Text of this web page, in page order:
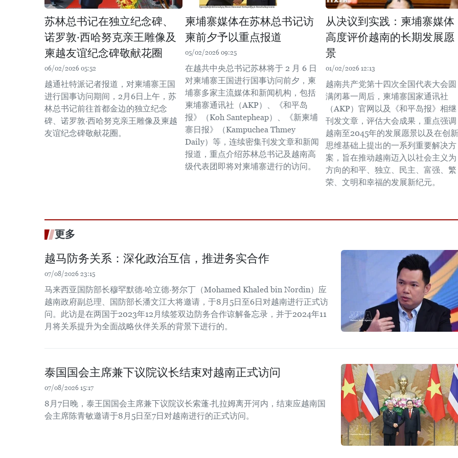
苏林总书记在独立纪念碑、
诺罗敦·西哈努克亲王雕像及
柬越友谊纪念碑敬献花圈
06/02/2026 05:52
越通社特派记者报道，对柬埔寨王国
进行国事访问期间，2月6日上午，苏
林总书记前往首都金边的独立纪念
碑、诺罗敦·西哈努克亲王雕像及柬越
友谊纪念碑敬献花圈。
柬埔寨媒体在苏林总书记访
柬前夕予以重点报道
05/02/2026 09:25
在越共中央总书记苏林将于 2 月 6 日
对柬埔寨王国进行国事访问前夕，柬
埔寨多家主流媒体和新闻机构，包括
柬埔寨通讯社（AKP）、《和平岛
报》（Koh Santepheap）、《新柬埔
寨日报》（Kampuchea Thmey
Daily）等，连续密集刊发文章和新闻
报道，重点介绍苏林总书记及越南高
级代表团即将对柬埔寨进行的访问。
从决议到实践：柬埔寨媒体
高度评价越南的长期发展愿
景
01/02/2026 12:13
越南共产党第十四次全国代表大会圆
满闭幕一周后，柬埔寨国家通讯社
（AKP）官网以及《和平岛报》相继
刊发文章，评估大会成果，重点强调
越南至2045年的发展愿景以及在创新
思维基础上提出的一系列重要解决方
案，旨在推动越南迈入以社会主义为
方向的和平、独立、民主、富强、繁
荣、文明和幸福的发展新纪元。
更多
越马防务关系：深化政治互信，推进务实合作
07/08/2026 23:15
马来西亚国防部长穆罕默德·哈立德·努尔丁（Mohamed Khaled bin Nordin）应
越南政府副总理、国防部长潘文江大将邀请，于8月5日至6日对越南进行正式访
问。此访是在两国于2023年12月续签双边防务合作谅解备忘录，并于2024年11
月将关系提升为全面战略伙伴关系的背景下进行的。
泰国国会主席兼下议院议长结束对越南正式访问
07/08/2026 15:17
8月7日晚，泰王国国会主席兼下议院议长索蓬·扎拉姆离开河内，结束应越南国
会主席陈青敏邀请于8月5日至7日对越南进行的正式访问。